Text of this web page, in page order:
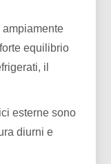
ampiamente
equilibrio
il
esterne sono
diurni e